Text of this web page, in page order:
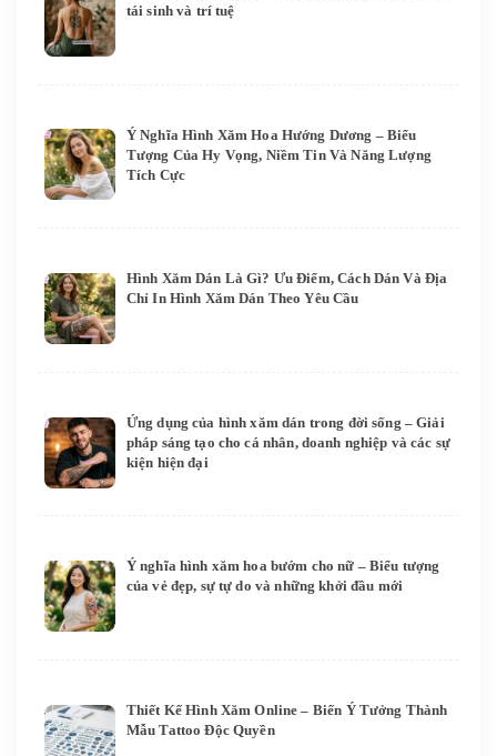
tái sinh và trí tuệ
Ý Nghĩa Hình Xăm Hoa Hướng Dương – Biểu
Tượng Của Hy Vọng, Niềm Tin Và Năng Lượng
Tích Cực
Hình Xăm Dán Là Gì? Ưu Điểm, Cách Dán Và Địa
Chỉ In Hình Xăm Dán Theo Yêu Cầu
Ứng dụng của hình xăm dán trong đời sống – Giải
pháp sáng tạo cho cá nhân, doanh nghiệp và các sự
kiện hiện đại
Ý nghĩa hình xăm hoa bướm cho nữ – Biểu tượng
của vẻ đẹp, sự tự do và những khởi đầu mới
Thiết Kế Hình Xăm Online – Biến Ý Tưởng Thành
Mẫu Tattoo Độc Quyền